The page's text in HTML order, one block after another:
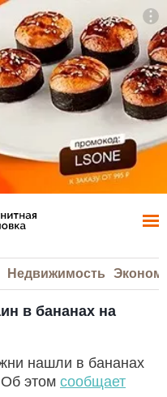
Недвижимость
в бананах на
нашли в бананах
этом сообщает